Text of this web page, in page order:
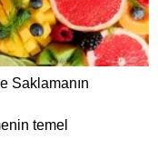
Saklamanın
temel